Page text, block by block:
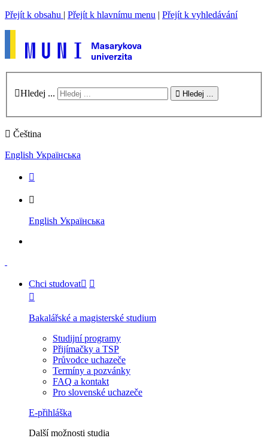
Přejít k obsahu | Přejít k hlavnímu menu | Přejít k vyhledávání
Hledej ... Hledej ...
Čeština
English Українська
English Українська
Chci studovat
Bakalářské a magisterské studium
Studijní programy
Přijímačky a TSP
Průvodce uchazeče
Termíny a pozvánky
FAQ a kontakt
Pro slovenské uchazeče
E-přihláška
Další možnosti studia